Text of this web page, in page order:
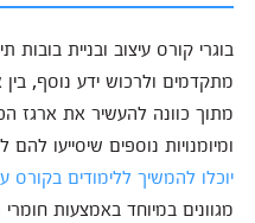
בוגרי קורס עיצוב ובניית בובות
מתקדמים ולרכוש ידע נוסף,
מתוך כוונה להעשיר את ארגז
ומיומנויות נוספים שיסייעו
יוכלו להמשיך ללימודים בקורס
מגוונים במיוחד באמצעות חומרי